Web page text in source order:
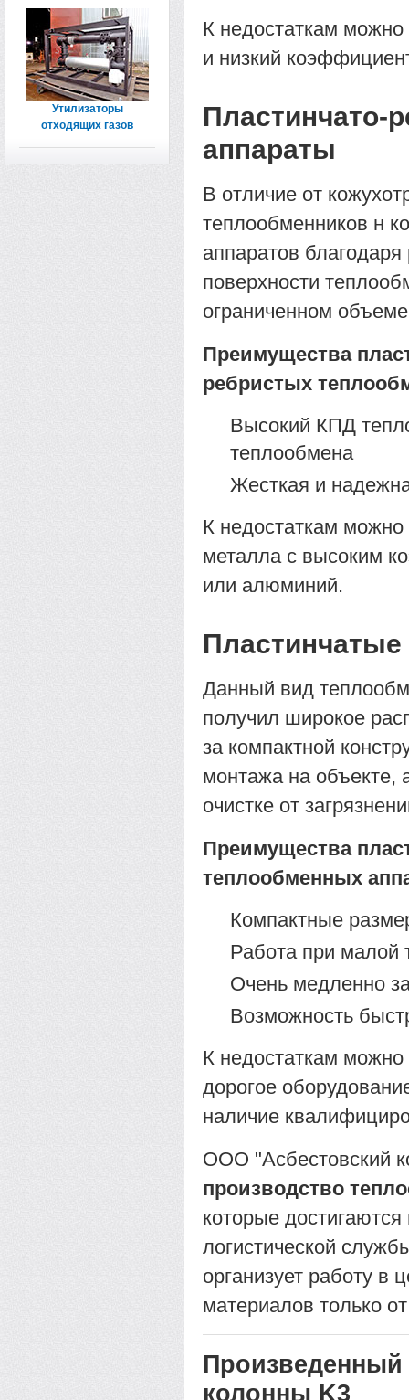
К недостаткам
и низкий
Пластинчато-
аппараты
В отличие от
теплообменников н
аппаратов благодаря
поверхности
ограниченном
Преимущества
ребристых
Высокий КПД
теплообмена
Жесткая и
К недостаткам
металла с высоким
или алюминий.
Данный вид
получил широкое
за компактной
монтажа на объекте,
очистке от
Преимущества
теплообменных
Компактные
Работа при малой
Очень медленно
Возможность
К недостаткам можно
дорогое
наличие
ООО "Асбестовский
производство
которые
логистической
организует работу в
материалов только
Произведенный
колонны K3
Утилизаторы
отходящих газов